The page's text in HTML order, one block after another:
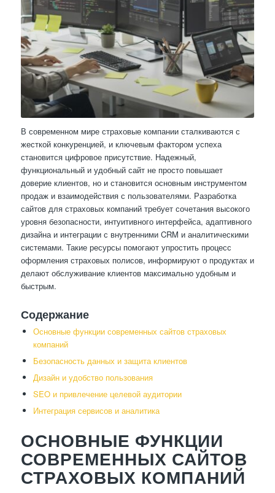
В современном мире страховые компании сталкиваются с
жесткой конкуренцией, и ключевым фактором успеха
становится цифровое присутствие. Надежный,
функциональный и удобный сайт не просто повышает
доверие клиентов, но и становится основным инструментом
продаж и взаимодействия с пользователями. Разработка
сайтов для страховых компаний требует сочетания высокого
уровня безопасности, интуитивного интерфейса, адаптивного
дизайна и интеграции с внутренними CRM и аналитическими
системами. Такие ресурсы помогают упростить процесс
оформления страховых полисов, информируют о продуктах и
делают обслуживание клиентов максимально удобным и
быстрым.
Содержание
Основные функции современных сайтов страховых
компаний
Безопасность данных и защита клиентов
Дизайн и удобство пользования
SEO и привлечение целевой аудитории
Интеграция сервисов и аналитика
ОСНОВНЫЕ ФУНКЦИИ
СОВРЕМЕННЫХ САЙТОВ
СТРАХОВЫХ КОМПАНИЙ